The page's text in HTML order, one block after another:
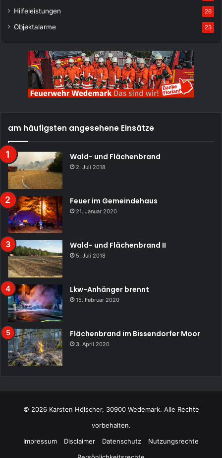
Hilfeleistungen 26
Objektalarme 23
am häufigsten angesehene Einsätze
Wald- und Flächenbrand
2. Juli 2018
Feuer im Gemeindehaus
21. Januar 2020
Wald- und Flächenbrand II
5. Juli 2018
Lkw-Anhänger brennt
15. Februar 2020
Flächenbrand im Bissendorfer Moor
3. April 2020
© 2026 Karsten Hölscher, 30900 Wedemark. Alle Rechte
vorbehalten.
Impressum
Disclaimer Datenschutz
Nutzungsrechte